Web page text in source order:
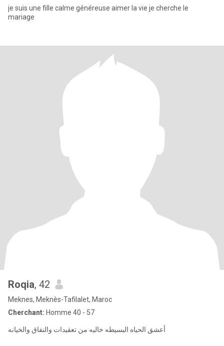
je suis une fille calme généreuse aimer la vie je cherche le
mariage
Roqia, 42
Meknes, Meknès-Tafilalet, Maroc
Cherchant: Homme 40 - 57
أعشق الحياه البسيطه خاليه من تعقيدات والنفاق والخيانه